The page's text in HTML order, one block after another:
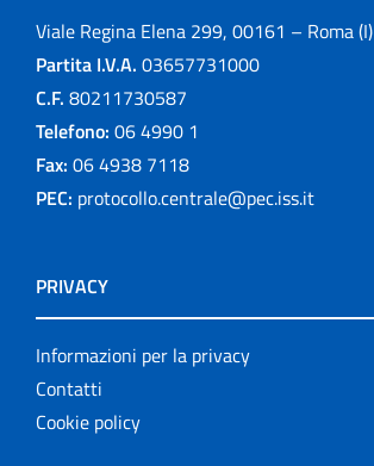
Viale Regina Elena 299, 00161 – Roma (I)
Partita I.V.A. 03657731000
C.F. 80211730587
Telefono: 06 4990 1
Fax: 06 4938 7118
PEC: protocollo.centrale@pec.iss.it
PRIVACY
Informazioni per la privacy
Contatti
Cookie policy